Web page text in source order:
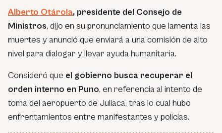
Alberto Otárola, presidente del Consejo de
Ministros, dijo en su pronunciamiento que lamenta las
muertes y anunció que enviará a una comisión de alto
nivel para dialogar y llevar ayuda humanitaria.
Consideró que el gobierno busca recuperar el
orden interno en Puno, en referencia al intento de
toma del aeropuerto de Juliaca, tras lo cual hubo
enfrentamientos entre manifestantes y policías.